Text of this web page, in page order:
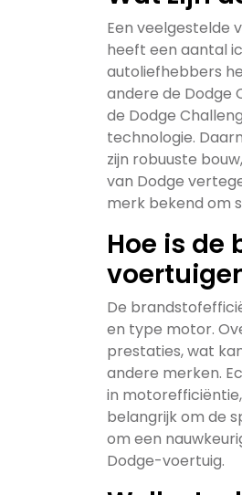
Een veelgestelde
heeft een aantal
autoliefhebbers
andere de Dodge
de Dodge
technologie.
zijn robuuste
van Dodge
merk bekend om
Hoe is
De
en type motor.
prestaties, wat
andere merken.
in
belangrijk om de
om een
Dodge-voertuig.